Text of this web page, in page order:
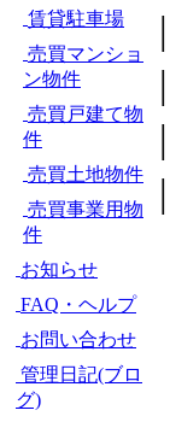
賃貸駐車場
売買マンショ
ン物件
売買戸建て物
件
売買土地物件
売買事業用物
件
お知らせ
FAQ・ヘルプ
お問い合わせ
管理日記(ブロ
グ)
|
|
|
|